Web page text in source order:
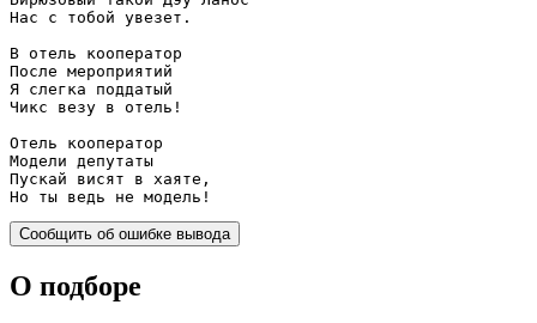
Нас с тобой увезет.
В отель кооператор
После мероприятий
Я слегка поддатый
Чикс везу в отель!
Отель кооператор
Модели депутаты
Пускай висят в хаяте,
Но ты ведь не модель!
Сообщить об ошибке вывода
О подборе